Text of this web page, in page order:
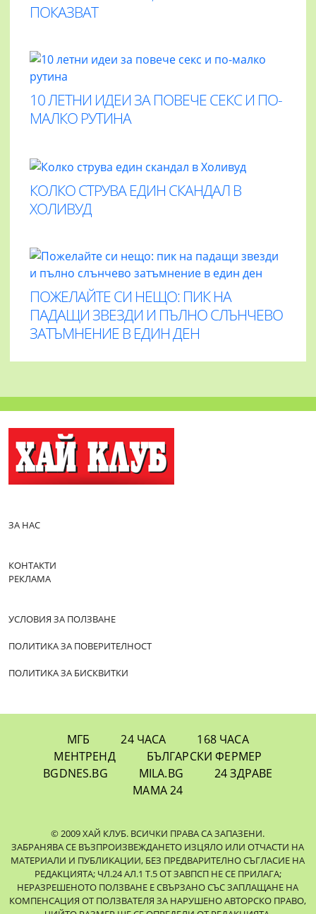
ПОКАЗВАТ
10 ЛЕТНИ ИДЕИ ЗА ПОВЕЧЕ СЕКС И ПО-
МАЛКО РУТИНА
КОЛКО СТРУВА ЕДИН СКАНДАЛ В
ХОЛИВУД
ПОЖЕЛАЙТЕ СИ НЕЩО: ПИК НА
ПАДАЩИ ЗВЕЗДИ И ПЪЛНО СЛЪНЧЕВО
ЗАТЪМНЕНИЕ В ЕДИН ДЕН
ЗА НАС
КОНТАКТИ
РЕКЛАМА
УСЛОВИЯ ЗА ПОЛЗВАНЕ
ПОЛИТИКА ЗА ПОВЕРИТЕЛНОСТ
ПОЛИТИКА ЗА БИСКВИТКИ
МГБ 24 ЧАСА
168 ЧАСА
МЕНТРЕНД
БЪЛГАРСКИ ФЕРМЕР
BGDNES.BG
MILA.BG
24 ЗДРАВЕ
МАМА 24
© 2009 ХАЙ КЛУБ. ВСИЧКИ ПРАВА СА ЗАПАЗЕНИ.
ЗАБРАНЯВА СЕ ВЪЗПРОИЗВЕЖДАНЕТО ИЗЦЯЛО ИЛИ ОТЧАСТИ НА
МАТЕРИАЛИ И ПУБЛИКАЦИИ, БЕЗ ПРЕДВАРИТЕЛНО СЪГЛАСИЕ НА
РЕДАКЦИЯТА; ЧЛ.24 АЛ.1 Т.5 ОТ ЗАВПСП НЕ СЕ ПРИЛАГА;
НЕРАЗРЕШЕНОТО ПОЛЗВАНЕ Е СВЪРЗАНО СЪС ЗАПЛАЩАНЕ НА
КОМПЕНСАЦИЯ ОТ ПОЛЗВАТЕЛЯ ЗА НАРУШЕНО АВТОРСКО ПРАВО,